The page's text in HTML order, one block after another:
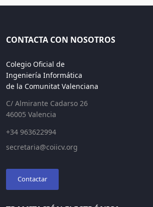
CONTACTA CON NOSOTROS
Colegio Oficial de
Ingeniería Informática
de la Comunitat Valenciana
C/ Almirante Cadarso 26
46005 Valencia
+34 963622994
secretaria@coiicv.org
Contactar